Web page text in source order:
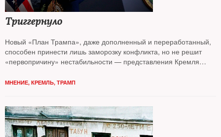
Триггернуло
Новый «План Трампа», даже дополненный и переработанный,
способен принести лишь заморозку конфликта, но не решит
«первопричину» нестабильности — представления Кремля
МНЕНИЕ, КРЕМЛЬ, ТРАМП